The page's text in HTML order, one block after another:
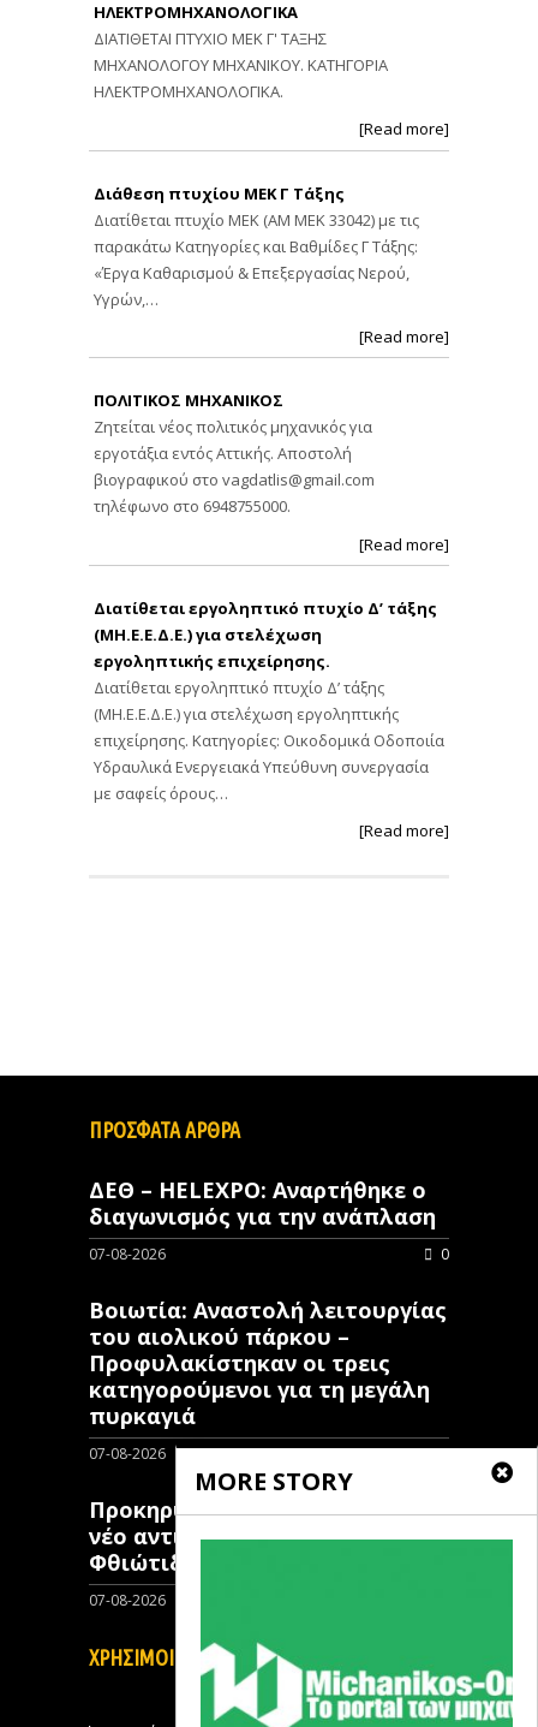
ΗΛΕΚΤΡΟΜΗΧΑΝΟΛΟΓΙΚΑ
ΔΙΑΤΙΘΕΤΑΙ ΠΤΥΧΙΟ ΜΕΚ Γ' ΤΑΞΗΣ
ΜΗΧΑΝΟΛΟΓΟΥ ΜΗΧΑΝΙΚΟΥ. ΚΑΤΗΓΟΡΙΑ
ΗΛΕΚΤΡΟΜΗΧΑΝΟΛΟΓΙΚΑ.
[Read more]
Διάθεση πτυχίου ΜΕΚ Γ Τάξης
Διατίθεται πτυχίο ΜΕΚ (ΑΜ ΜΕΚ 33042) με τις
παρακάτω Κατηγορίες και Βαθμίδες Γ Τάξης:
«Έργα Καθαρισμού & Επεξεργασίας Νερού,
Υγρών,…
[Read more]
ΠΟΛΙΤΙΚΟΣ ΜΗΧΑΝΙΚΟΣ
Ζητείται νέος πολιτικός μηχανικός για
εργοτάξια εντός Αττικής. Αποστολή
βιογραφικού στο vagdatlis@gmail.com
τηλέφωνο στο 6948755000.
[Read more]
Διατίθεται εργοληπτικό πτυχίο Δ’ τάξης
(ΜΗ.Ε.Ε.Δ.Ε.) για στελέχωση
εργοληπτικής επιχείρησης.
Διατίθεται εργοληπτικό πτυχίο Δ’ τάξης
(ΜΗ.Ε.Ε.Δ.Ε.) για στελέχωση εργοληπτικής
επιχείρησης. Κατηγορίες: Οικοδομικά Οδοποιία
Υδραυλικά Ενεργειακά Υπεύθυνη συνεργασία
με σαφείς όρους…
[Read more]
MORE STORY
ΠΡΟΣΦΑΤΑ ΑΡΘΡΑ
ΔΕΘ – HELEXPO: Αναρτήθηκε ο
διαγωνισμός για την ανάπλαση
07-08-2026 0
Βοιωτία: Αναστολή λειτουργίας
του αιολικού πάρκου –
Προφυλακίστηκαν οι τρεις
κατηγορούμενοι για τη μεγάλη
πυρκαγιά
07-08-2026 0
Προκηρύχθηκε διαγωνισμός για
νέo αντιπλημμυρικό έργο στη
Φθιώτιδα
07-08-2026
ΧΡΗΣΙΜΟΙ ΣΥΝΔΕΣΜΟΙ